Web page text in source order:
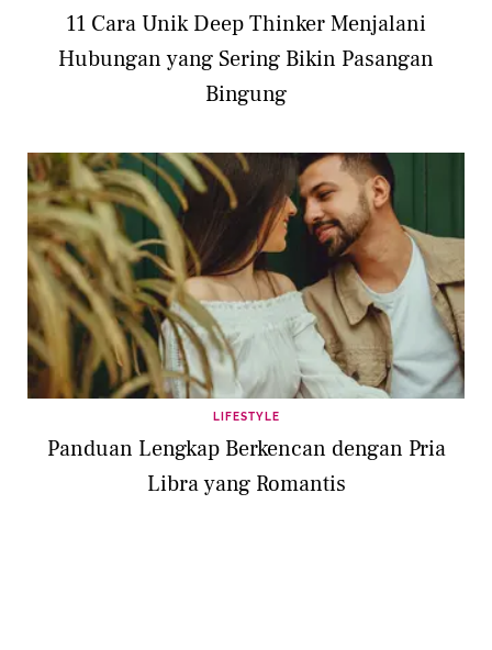
11 Cara Unik Deep Thinker Menjalani
Hubungan yang Sering Bikin Pasangan
Bingung
LIFESTYLE
Panduan Lengkap Berkencan dengan Pria
Libra yang Romantis